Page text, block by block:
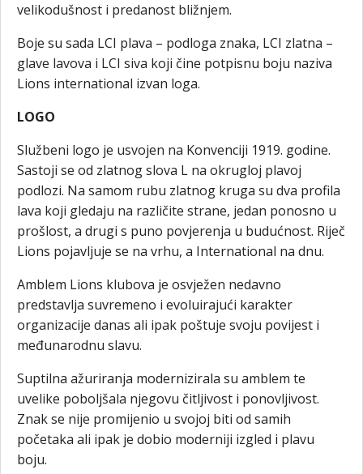
velikodušnost i predanost bližnjem.
Boje su sada LCI plava – podloga znaka, LCI zlatna –
glave lavova i LCI siva koji čine potpisnu boju naziva
Lions international izvan loga.
LOGO
Službeni logo je usvojen na Konvenciji 1919. godine.
Sastoji se od zlatnog slova L na okrugloj plavoj
podlozi. Na samom rubu zlatnog kruga su dva profila
lava koji gledaju na različite strane, jedan ponosno u
prošlost, a drugi s puno povjerenja u budućnost. Riječ
Lions pojavljuje se na vrhu, a International na dnu.
Amblem Lions klubova je osvježen nedavno
predstavlja suvremeno i evoluirajući karakter
organizacije danas ali ipak poštuje svoju povijest i
međunarodnu slavu.
Suptilna ažuriranja modernizirala su amblem te
uvelike poboljšala njegovu čitljivost i ponovljivost.
Znak se nije promijenio u svojoj biti od samih
početaka ali ipak je dobio moderniji izgled i plavu
boju.